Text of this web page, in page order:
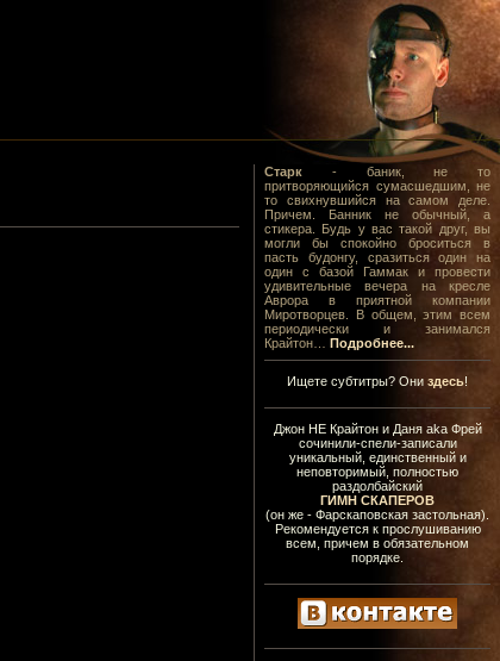
Старк - баник, не то
притворяющийся сумасшедшим, не
то свихнувшийся на самом деле.
Причем. Банник не обычный, а
стикера. Будь у вас такой друг, вы
могли бы спокойно броситься в
пасть будонгу, сразиться один на
один с базой Гаммак и провести
удивительные вечера на кресле
Аврора в приятной компании
Миротворцев. В общем, этим всем
периодически и занимался
Крайтон… Подробнее...
Ищете субтитры? Они здесь!
Джон НЕ Крайтон и Даня aka Фрей
сочинили-спели-записали
уникальный, единственный и
неповторимый, полностью
раздолбайский
ГИМН СКАПЕРОВ
(он же - Фарскаповская застольная).
Рекомендуется к прослушиванию
всем, причем в обязательном
порядке.